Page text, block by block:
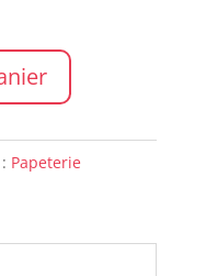
Papeterie